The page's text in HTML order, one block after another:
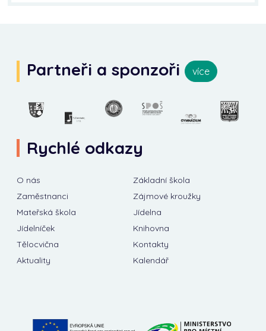
Partneři a sponzoři více
Rychlé odkazy
O nás
Základní škola
Zaměstnanci
Zájmové kroužky
Mateřská škola
Jídelna
Jídelníček
Knihovna
Tělocvična
Kontakty
Aktuality
Kalendář